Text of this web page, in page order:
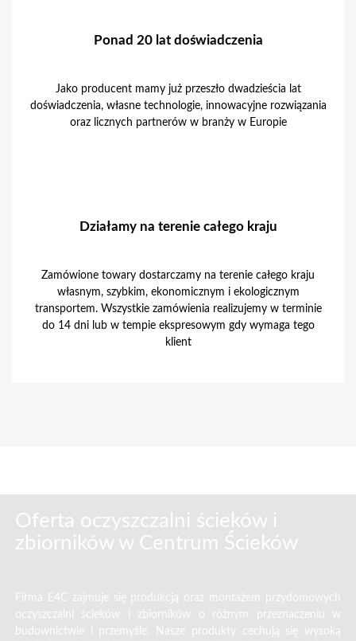
Ponad 20 lat doświadczenia
Jako producent mamy już przeszło dwadzieścia lat
doświadczenia, własne technologie, innowacyjne rozwiązania
oraz licznych partnerów w branży w Europie
Działamy na terenie całego kraju
Zamówione towary dostarczamy na terenie całego kraju
własnym, szybkim, ekonomicznym i ekologicznym
transportem. Wszystkie zamówienia realizujemy w terminie
do 14 dni lub w tempie ekspresowym gdy wymaga tego
klient
Oferta oczyszczalni ścieków i
zbiorników w Centrum Ścieków
Firma E4C zajmuje się produkcją oraz montażem przydomowych
oczyszczalni ścieków i zbiorników o różnym przeznaczeniu w
budownictwie i przemyśle. Nasze produkty cechują się wysoką